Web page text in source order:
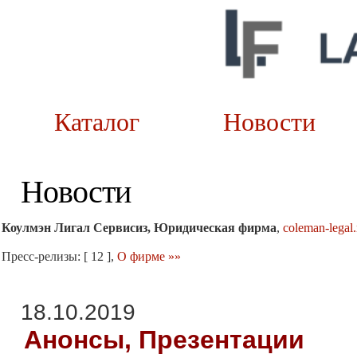
Каталог
Новости
Коулмэн Лигал Сервисиз, Юридическая фирма, coleman-
Пресс-релизы: [ 12 ], О фирме »»
18.10.2019
Анонсы, Презентации